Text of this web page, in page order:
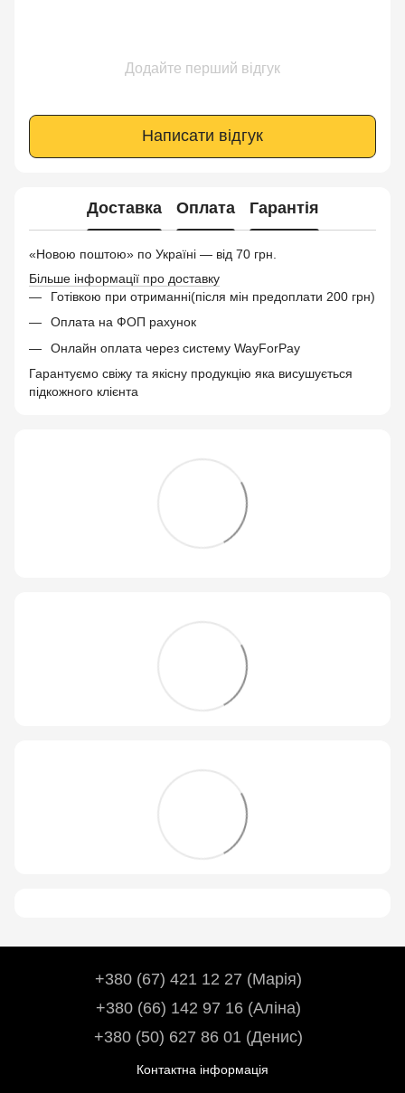
Додайте перший відгук
Написати відгук
Доставка Оплата Гарантія
«Новою поштою» по Україні — від 70 грн.
Більше інформації про доставку
Готівкою при отриманні(після мін предоплати 200 грн)
Оплата на ФОП рахунок
Онлайн оплата через систему WayForPay
Гарантуємо свіжу та якісну продукцію яка висушується
підкожного клієнта
+380 (67) 421 12 27 (Марія)
+380 (66) 142 97 16 (Аліна)
+380 (50) 627 86 01 (Денис)
Контактна інформація